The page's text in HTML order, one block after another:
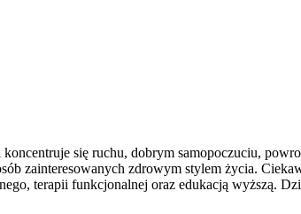
się ruchu, dobrym samopoczuciu,
zainteresowanych zdrowym stylem życia.
terapii funkcjonalnej oraz edukacją wyższą.